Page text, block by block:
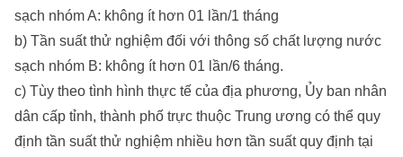
sạch nhóm A: không ít hơn 01 lần/1 tháng
b) Tần suất thử nghiệm đối với thông số chất lượng nước
sạch nhóm B: không ít hơn 01 lần/6 tháng.
c) Tùy theo tình hình thực tế của địa phương, Ủy ban nhân
dân cấp tỉnh, thành phố trực thuộc Trung ương có thể quy
định tần suất thử nghiệm nhiều hơn tần suất quy định tại